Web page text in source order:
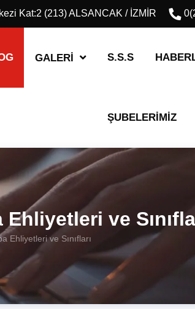
Kat:2 (213) ALSANCAK / İZMİR
GALERI S.S.S
ŞUBELERİMİZ
ve
Ehliyetleri ve Sınıfları